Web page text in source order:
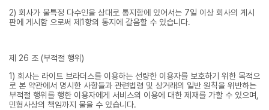
2) 회사가 불특정 다수인을 상대로 통지함에 있어서는 7일 이상 회사의 게시
판에 게시함 으로써 제1항의 통지에 갈음할 수 있습니다.
제 26 조 (부적절 행위)
1) 회사는 라이트 브라더스를 이용하는 선량한 이용자를 보호하기 위한 목적으
로 본 약관에서 명시한 사항들과 관련법령 및 상거래의 일반 원칙을 위반하는
부적절 행위를 행한 이용자에게 서비스의 이용에 대한 제재를 가할 수 있으며,
민형사상의 책임까지 물을 수 있습니다.